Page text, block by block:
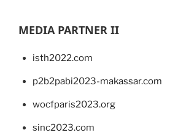
MEDIA PARTNER II
isth2022.com
p2b2pabi2023-makassar.com
wocfparis2023.org
sinc2023.com